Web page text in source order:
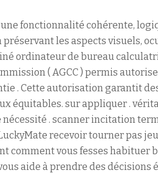
fonctionnalité cohérente,
les aspects visuels,
ordinateur de bureau
( AGCC ) permis autorise
. Cette autorisation garantit
équitables. sur appliquer .
. scanner incitation
recevoir tourner pas
comment vous fesses habituer
aide à prendre des décisions